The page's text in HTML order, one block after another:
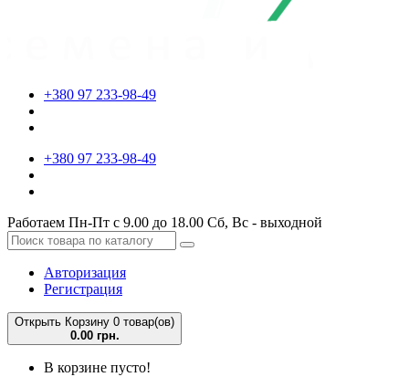
+380 97 233-98-49
+380 97 233-98-49
Работаем Пн-Пт с 9.00 до 18.00 Сб, Вс - выходной
Авторизация
Регистрация
Открыть Корзину 0 товар(ов)
0.00 грн.
В корзине пусто!